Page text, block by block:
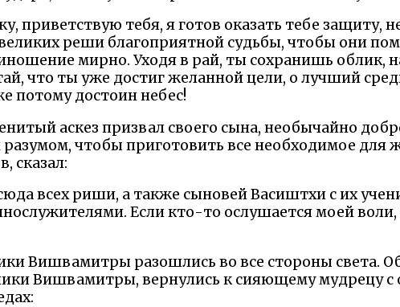
приветствую тебя, я готов оказать тебе защиту,
реши благоприятной судьбы, чтобы они
мирно. Уходя в рай, ты сохранишь облик,
что ты уже достиг желанной цели, о лучший
потому достоин небес!
аскез призвал своего сына, необычайно
чтобы приготовить все необходимое для
сказал:
всех риши, а также сыновей Васиштхи с их
Если кто-то ослушается моей
Вишвамитры разошлись во все стороны света.
Вишвамитры, вернулись к сияющему мудрецу с